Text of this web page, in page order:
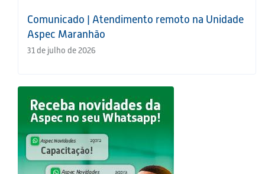
Comunicado | Atendimento remoto na Unidade
Aspec Maranhão
31 de julho de 2026